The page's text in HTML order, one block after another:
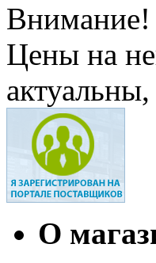
Внимание!
Цены на
О